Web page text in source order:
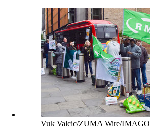
Vuk Valcic/ZUMA Wire/IMAGO